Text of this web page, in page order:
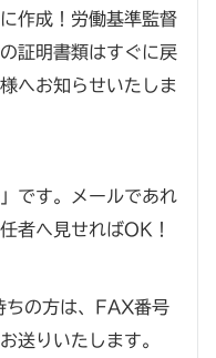
作成！労働基準監督
証明書類はすぐに戻
へお知らせいたしま
です。メールであれ
者へ見せればOK！
ちの方は、FAX番号
送りいたします。